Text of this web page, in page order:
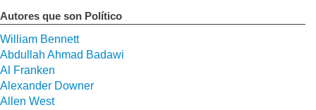
Autores que son Político
William Bennett
Abdullah Ahmad Badawi
Al Franken
Alexander Downer
Allen West